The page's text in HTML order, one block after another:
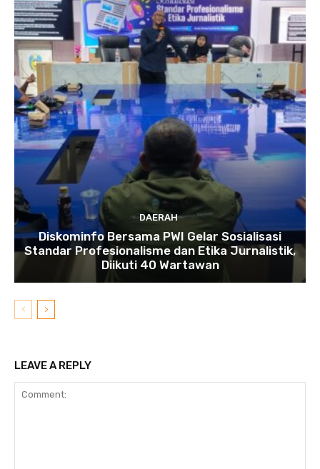
DAERAH
Diskominfo Bersama PWI Gelar Sosialisasi
Standar Profesionalisme dan Etika Jurnalistik,
Diikuti 40 Wartawan
LEAVE A REPLY